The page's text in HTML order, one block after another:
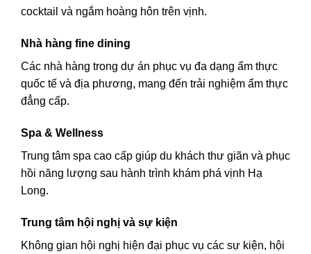
cocktail và ngắm hoàng hôn trên vịnh.
Nhà hàng fine dining
Các nhà hàng trong dự án phục vụ đa dạng ẩm thực
quốc tế và địa phương, mang đến trải nghiệm ẩm thực
đẳng cấp.
Spa & Wellness
Trung tâm spa cao cấp giúp du khách thư giãn và phục
hồi năng lượng sau hành trình khám phá vịnh Hạ
Long.
Trung tâm hội nghị và sự kiện
Không gian hội nghị hiện đại phục vụ các sự kiện, hội